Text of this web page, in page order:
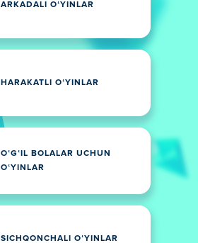
ARKADALI OʻYINLAR
HARAKATLI OʻYINLAR
OʻGʻIL BOLALAR UCHUN
OʻYINLAR
SICHQONCHALI OʻYINLAR